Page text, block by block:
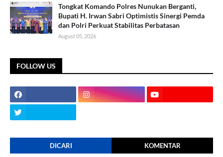
Tongkat Komando Polres Nunukan Berganti,
Bupati H. Irwan Sabri Optimistis Sinergi Pemda
dan Polri Perkuat Stabilitas Perbatasan
August 05, 2026
FOLLOW US
DICARI KOMENTAR